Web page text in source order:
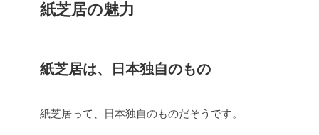
紙芝居の魅力
紙芝居は、日本独自のもの
紙芝居って、日本独自のものだそうです。